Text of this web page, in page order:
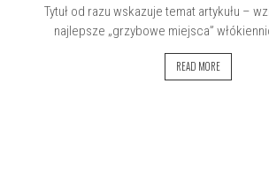
Tytuł od razu wskazuje temat artykułu –
najlepsze „grzybowe miejsca”
READ MORE